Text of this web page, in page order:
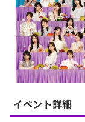
イベント詳細